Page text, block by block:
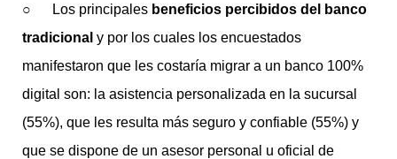
○ Los principales beneficios percibidos del banco
tradicional y por los cuales los encuestados
manifestaron que les costaría migrar a un banco 100%
digital son: la asistencia personalizada en la sucursal
(55%), que les resulta más seguro y confiable (55%) y
que se dispone de un asesor personal u oficial de